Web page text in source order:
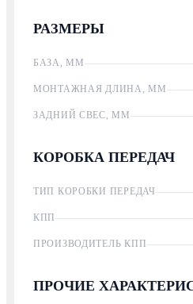
РАЗМЕРЫ
БАЗА, ММ
МОНТАЖНАЯ ДЛИНА, ММ
ЗАДНИЙ СВЕС, ММ
КОРОБКА ПЕРЕДАЧ
ТИП КОРОБКИ ПЕРЕДАЧ
КПП
ПРОИЗВОДИТЕЛЬ КПП
ПРОЧИЕ